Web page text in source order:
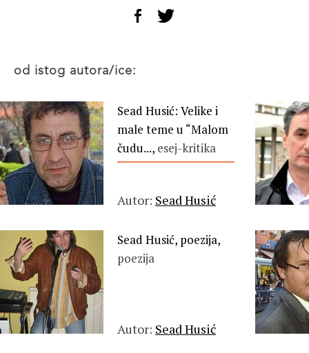
od istog autora/ice:
Sead Husić: Velike i
male teme u “Malom
čudu..., esej-kritika
Autor: Sead Husić
Sead Husić, poezija,
poezija
Autor: Sead Husić